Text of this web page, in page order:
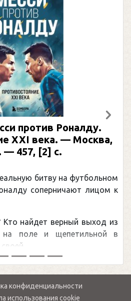
против Роналду.
XXI века. — Москва,
— 457, [2] с.
битву на футбольном
соперничают лицом к
Кто найдет верный выход из
на поле и щепетильной в
...
конфиденциальности
использования cookie